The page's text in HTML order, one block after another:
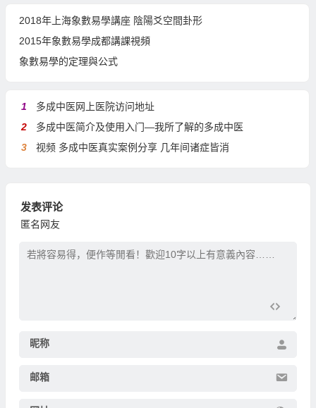
2018年上海象數易學講座 陰陽爻空間卦形
2015年象數易學成都講課視頻
象數易學的定理與公式
1
多成中医网上医院访问地址
2
多成中医简介及使用入门—我所了解的多成中医
3
视频 多成中医真实案例分享 几年间诸症皆消
发表评论
匿名网友
昵称
邮箱